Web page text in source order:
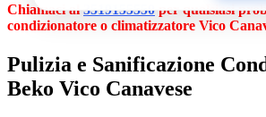
Chiamaci al 3519155550 per qualsiasi
condizionatore o climatizzatore Vico
Pulizia e Sanificazione
Beko Vico Canavese